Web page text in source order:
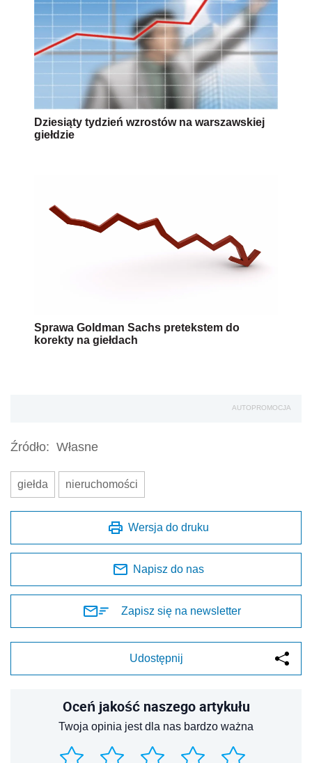
Dziesiąty tydzień wzrostów na warszawskiej
giełdzie
Sprawa Goldman Sachs pretekstem do
korekty na giełdach
AUTOPROMOCJA
Źródło: Własne
giełda nieruchomości
Wersja do druku
Napisz do nas
Zapisz się na newsletter
Udostępnij
Oceń jakość naszego artykułu
Twoja opinia jest dla nas bardzo ważna